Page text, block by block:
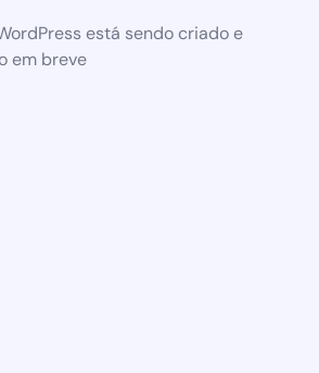
está sendo criado e
em breve